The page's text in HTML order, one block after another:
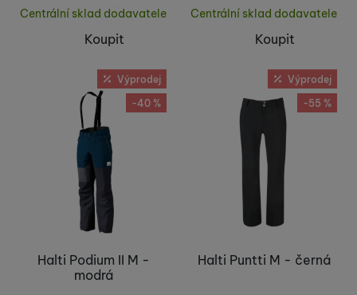
Centrální sklad dodavatele
Koupit
Centrální sklad dodavatele
Koupit
Výprodej
-40 %
Halti Podium II M -
modrá
Výprodej
-55 %
Halti Puntti M - černá